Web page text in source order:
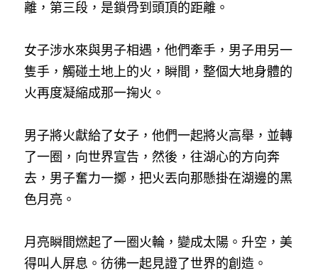
離，第三段，是鎖骨到頭頂的距離。
女子涉水來與男子相遇，他們牽手，男子用另一
隻手，觸碰土地上的火，瞬間，整個大地身體的
火再度凝縮成那一掬火。
男子將火獻給了女子，他們一起將火高舉，並轉
了一圈，向世界宣告，然後，往湖心的方向奔
去，男子奮力一擲，把火丟向那懸掛在湖邊的黑
色月亮。
月亮瞬間燃起了一圈火輪，變成太陽。升空，美
得叫人屏息。彷彿一起見證了世界的創造。